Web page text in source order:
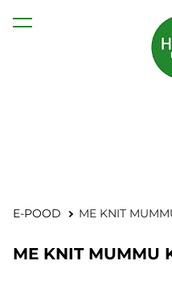
lisati ostukorvi. Vaata
E-POOD ME KNIT
ME KNIT MUMMU